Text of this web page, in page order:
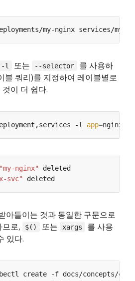
-l 또는 --selector
를 사용하
블 쿼리)를 지정하여 레이블별로
이 더 쉽다.
-l app=
"my-nginx"
svc"
아들이는 것과 동일한 구문으로
로,
$() 또는 xargs
를 사용
있다.
create -f docs/concepts/